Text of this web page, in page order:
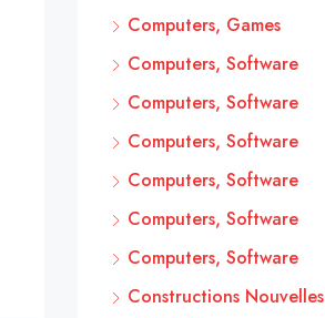
Computers, Games
Computers, Software
Computers, Software
Computers, Software
Computers, Software
Computers, Software
Computers, Software
Constructions Nouvelles